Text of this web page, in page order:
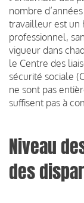
nombre
travailleur est un
professionnel,
vigueur dans
le Centre des
sécurité sociale
ne sont pas
suffisent pas à
Niveau
des